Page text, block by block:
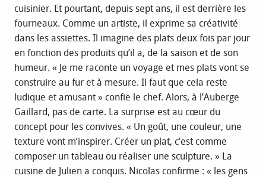
cuisinier. Et pourtant, depuis sept ans, il est derrière les
fourneaux. Comme un artiste, il exprime sa créativité
dans les assiettes. Il imagine des plats deux fois par jour
en fonction des produits qu’il a, de la saison et de son
humeur. « Je me raconte un voyage et mes plats vont se
construire au fur et à mesure. Il faut que cela reste
ludique et amusant » confie le chef. Alors, à l’Auberge
Gaillard, pas de carte. La surprise est au cœur du
concept pour les convives. « Un goût, une couleur, une
texture vont m’inspirer. Créer un plat, c’est comme
composer un tableau ou réaliser une sculpture. » La
cuisine de Julien a conquis. Nicolas confirme : « les gens